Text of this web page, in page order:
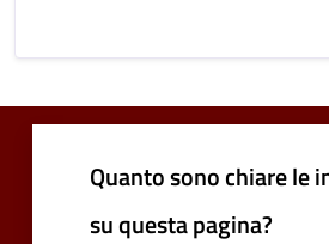
Quanto sono chiare le
su questa pagina?